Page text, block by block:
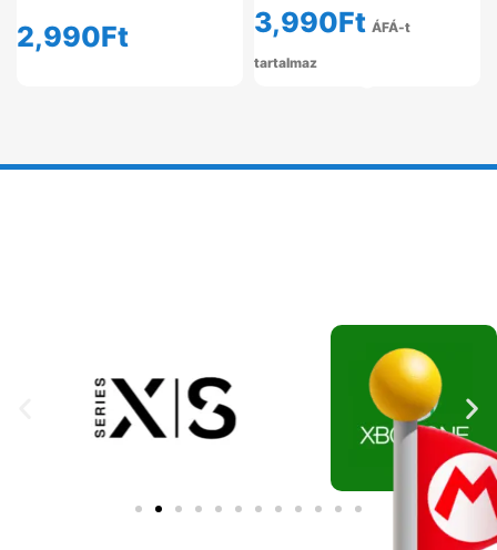
2,990Ft 3,990Ft ÁFÁ-t
tartalmaz